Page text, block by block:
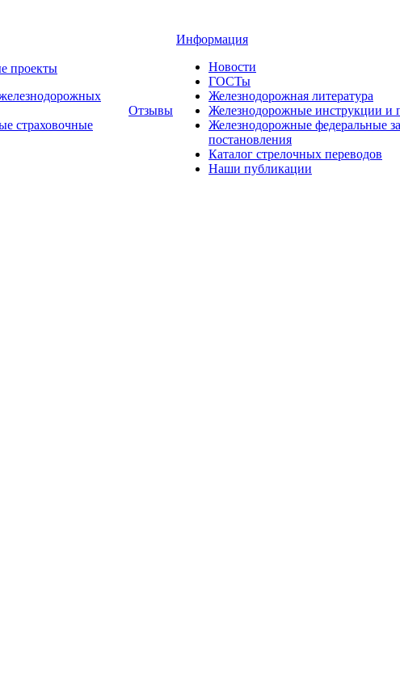
проекты
страховочные
Отзывы
Информация
Новости
ГОСТы
Железнодорожная литература
Железнодорожные инструкции и
Железнодорожные федеральные
постановления
Каталог стрелочных переводов
Наши публикации